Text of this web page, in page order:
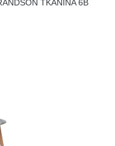
TKANINA 6B